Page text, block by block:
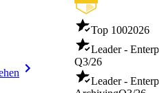
Top 1002026
Leader -
Q3/26
Leader -